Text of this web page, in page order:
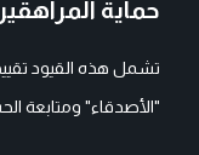
حماية
"الأصدقاء" ومتابعة